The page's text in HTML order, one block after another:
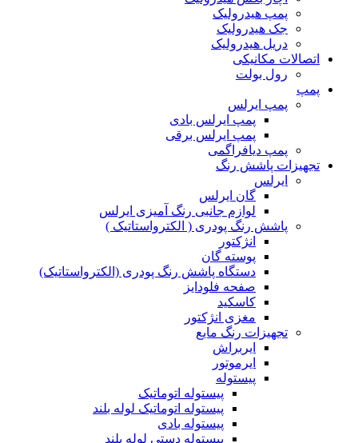
پمپ هیدرولیک
جک هیدرولیک
دریل هیدرولیک
اتصالات مکانیکی
رول بولت
پمپ
پمپ ایرلس
پمپ ایرلس بادی
پمپ ایرلس برقی
پمپ دیافراگمی
تجهیزات پاشش رنگ
ایرلس
گان ایرلس
لوازم جانبی رنگ آمیزی ایرلس
پاشش رنگ پودری ( الکترواستاتیک )
انژکتور
پوسته گان
دستگاه پاشش رنگ پودری (الکترواستاتیک)
صفحه فلودایز
کاسکید
مغزی انژکتور
تجهیزات رنگ مایع
ایربراش
ایرموتور
پیستوله
پیستوله اتوماتیک
پیستوله اتوماتیک لوله بلند
پیستوله بادی
پیستوله دستی لوله بلند